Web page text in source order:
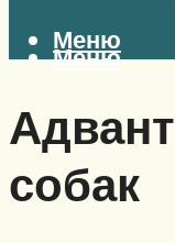
Меню
Меню
собак